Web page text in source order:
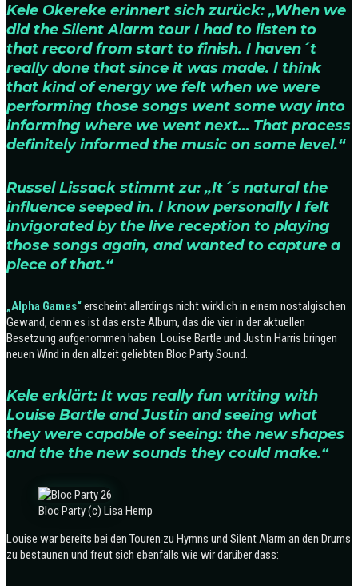
Kele Okereke erinnert sich zurück: „When we
did the Silent Alarm tour I had to listen to
that record from start to finish. I haven´t
really done that since it was made. I think
that kind of energy we felt when we were
performing those songs went some way into
informing where we went next… That process
definitely informed the music on some level.“
Russel Lissack stimmt zu: „It´s natural the
influence seeped in. I know personally I felt
invigorated by the live reception to playing
those songs again, and wanted to capture a
piece of that.“
„Alpha Games“erscheint allerdings nicht wirklich in einem nostalgischen
Gewand, denn es ist das erste Album, das die vier in der aktuellen
Besetzung aufgenommen haben. Louise Bartle und Justin Harris bringen
neuen Wind in den allzeit geliebten Bloc Party Sound.
Kele erklärt: It was really fun writing with
Louise Bartle and Justin and seeing what
they were capable of seeing: the new shapes
and the the new sounds they could make.“
Bloc Party (c) Lisa Hemp
Louise war bereits bei den Touren zu Hymns und Silent Alarm an den Drums
zu bestaunen und freut sich ebenfalls wie wir darüber dass: